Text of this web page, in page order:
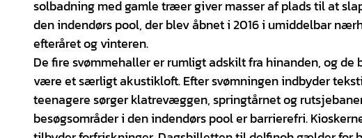
solbadning med gamle træer giver masser af plads til at
den indendørs pool, der blev åbnet i 2016 i umiddelbar
efteråret og vinteren.
De fire svømmehaller er rumligt adskilt fra hinanden, og
være et særligt akustikloft. Efter svømningen indbyder
teenagere sørger klatrevæggen, springtårnet og
besøgsområder i den indendørs pool er barrierefri.